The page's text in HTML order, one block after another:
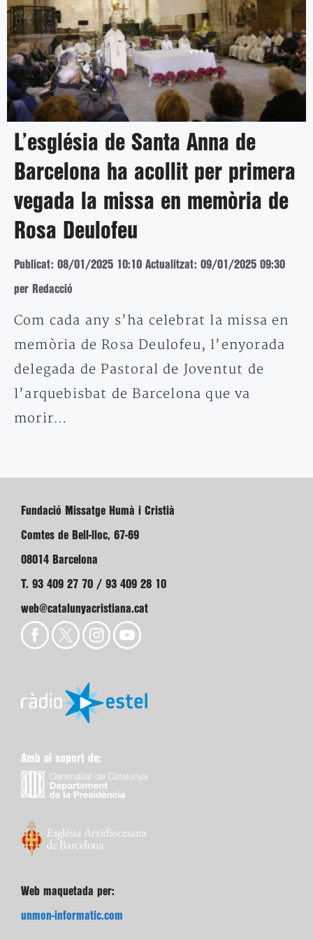
L’església de Santa Anna de
Barcelona ha acollit per primera
vegada la missa en memòria de
Rosa Deulofeu
Publicat: 08/01/2025 10:10 Actualitzat: 09/01/2025 09:30
per Redacció
Com cada any s’ha celebrat la missa en
memòria de Rosa Deulofeu, l’enyorada
delegada de Pastoral de Joventut de
l’arquebisbat de Barcelona que va
morir…
Fundació Missatge Humà i Cristià
Comtes de Bell-lloc, 67-69
08014 Barcelona
T. 93 409 27 70 / 93 409 28 10
web@catalunyacristiana.cat
Amb el suport de:
Web maquetada per:
unmon-informatic.com